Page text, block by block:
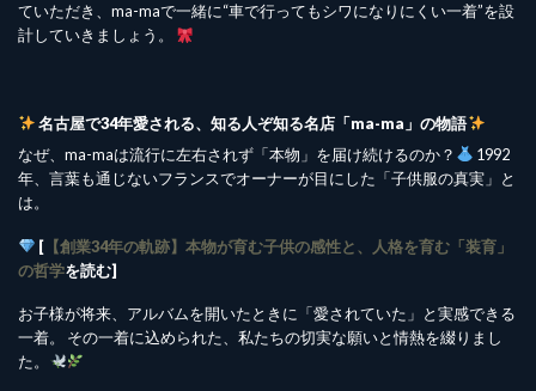
ていただき、ma-maで一緒に“車で行ってもシワになりにくい一着”を設
計していきましょう。
名古屋で34年愛される、知る人ぞ知る名店「ma-ma」の物語
なぜ、ma-maは流行に左右されず「本物」を届け続けるのか？
1992
年、言葉も通じないフランスでオーナーが目にした「子供服の真実」と
は。
[【創業34年の軌跡】本物が育む子供の感性と、人格を育む「装育」
の哲学を読む]
お子様が将来、アルバムを開いたときに「愛されていた」と実感できる
一着。 その一着に込められた、私たちの切実な願いと情熱を綴りまし
た。